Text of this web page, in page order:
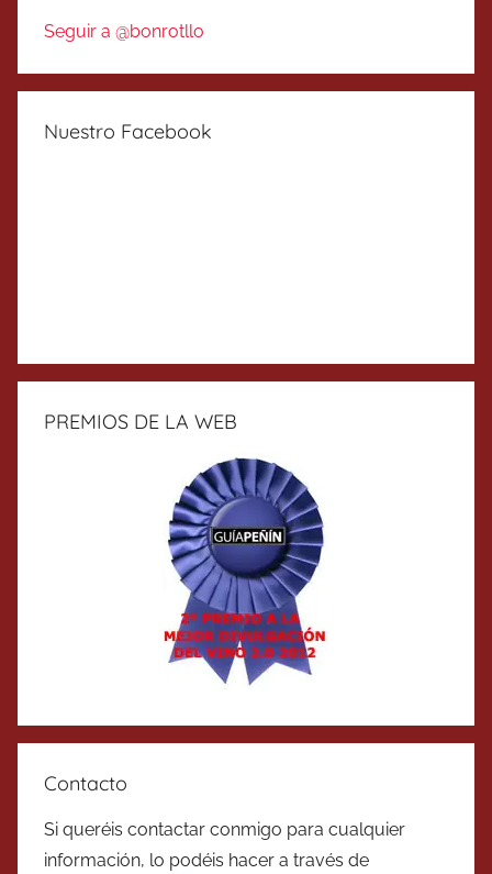
Seguir a @bonrotllo
Nuestro Facebook
PREMIOS DE LA WEB
Contacto
Si queréis contactar conmigo para cualquier
información, lo podéis hacer a través de